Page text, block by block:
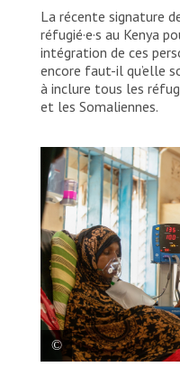
La récente signature
réfugié·e·s au Kenya
intégration de ces
encore faut-il qu’elle
à inclure tous les
et les Somaliennes.